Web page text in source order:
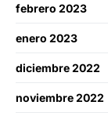
febrero 2023
enero 2023
diciembre 2022
noviembre 2022